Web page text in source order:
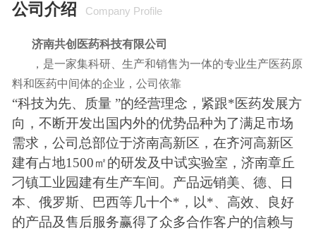
公司介绍 Company Profile
济南共创医药科技有限公司
，是一家集科研、生产和销售为一体的专业生产医药原
料和医药中间体的企业，公司依靠
“科技为先、质量 ”的经营理念，紧跟*医药发展方
向，不断开发出国内外的优势品种为了满足市场
需求，公司总部位于济南高新区，在齐河高新区
建有占地1500㎡的研发及中试实验室，济南章丘
刁镇工业园建有生产车间。产品远销美、德、日
本、俄罗斯、巴西等几十个*，以*、高效、良好
的产品及售后服务赢得了众多合作客户的信赖与